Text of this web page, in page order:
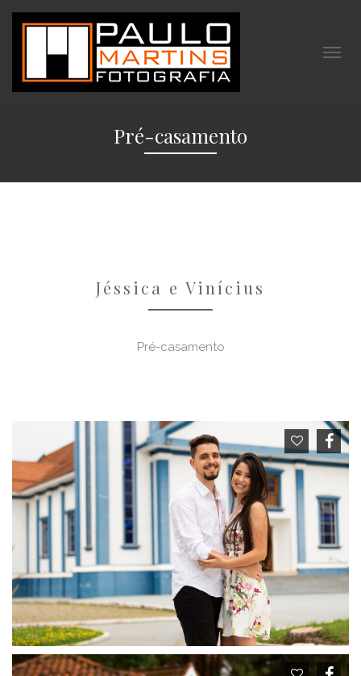
Pré-casamento
Jéssica e Vinícius
Pré-casamento